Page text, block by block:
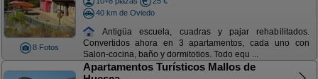
8 Fotos
40 km de Oviedo
Antigüa escuela, cuadras y pajar rehabilitados.
Convertidos ahora en 3 apartamentos, cada uno con
Salon-cocina, baño y dormitotios. Todo equ ...
Apartamentos Turísticos Mallos de